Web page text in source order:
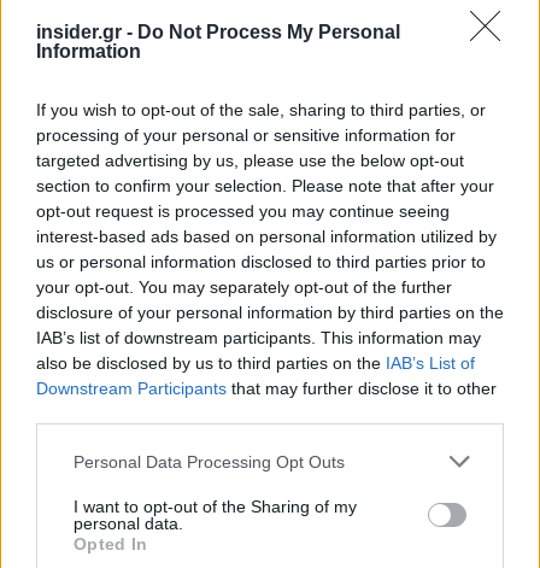
insider.gr - Do Not Process My Personal
Information
If you wish to opt-out of the sale, sharing to third parties, or
processing of your personal or sensitive information for
targeted advertising by us, please use the below opt-out
section to confirm your selection. Please note that after your
opt-out request is processed you may continue seeing
interest-based ads based on personal information utilized by
us or personal information disclosed to third parties prior to
your opt-out. You may separately opt-out of the further
disclosure of your personal information by third parties on the
IAB’s list of downstream participants. This information may
also be disclosed by us to third parties on the IAB’s List of
Downstream Participants that may further disclose it to other
Please note that this website/app uses one or more Google
not limited to your visit or usage behaviour. You may click to
grant or deny consent to Google and its third-party tags to
use your data for below specified purposes in below Google
Personal Data Processing Opt Outs
I want to opt-out of the Sharing of my
personal data.
Opted In